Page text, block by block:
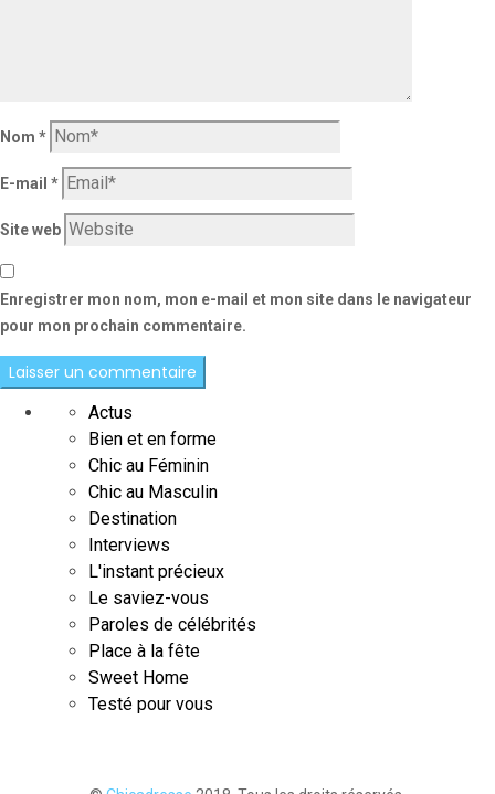
Nom *
E-mail *
Site web
Enregistrer mon nom, mon e-mail et mon site dans le navigateur
pour mon prochain commentaire.
Actus
Bien et en forme
Chic au Féminin
Chic au Masculin
Destination
Interviews
L'instant précieux
Le saviez-vous
Paroles de célébrités
Place à la fête
Sweet Home
Testé pour vous